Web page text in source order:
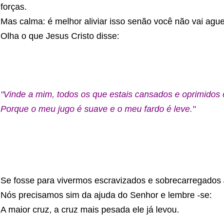
forças.
Mas calma: é melhor aliviar isso senão você não vai
Olha o que Jesus Cristo disse:
"Vinde a mim, todos os que estais cansados e oprimidos
Porque o meu jugo é suave e o meu fardo é leve."
Se fosse para vivermos escravizados e
Nós precisamos sim da ajuda do Senhor e lembre -se:
A maior cruz, a cruz mais pesada ele já levou.